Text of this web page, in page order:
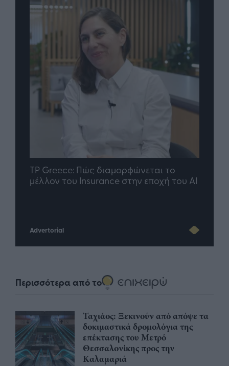
TP Greece: Πώς διαμορφώνεται το
μέλλον του Insurance στην εποχή του AI
Advertorial
Περισσότερα από το
Ταχιάος: Ξεκινούν από απόψε τα
δοκιμαστικά δρομολόγια της
επέκτασης του Μετρό
Θεσσαλονίκης προς την
Καλαμαριά